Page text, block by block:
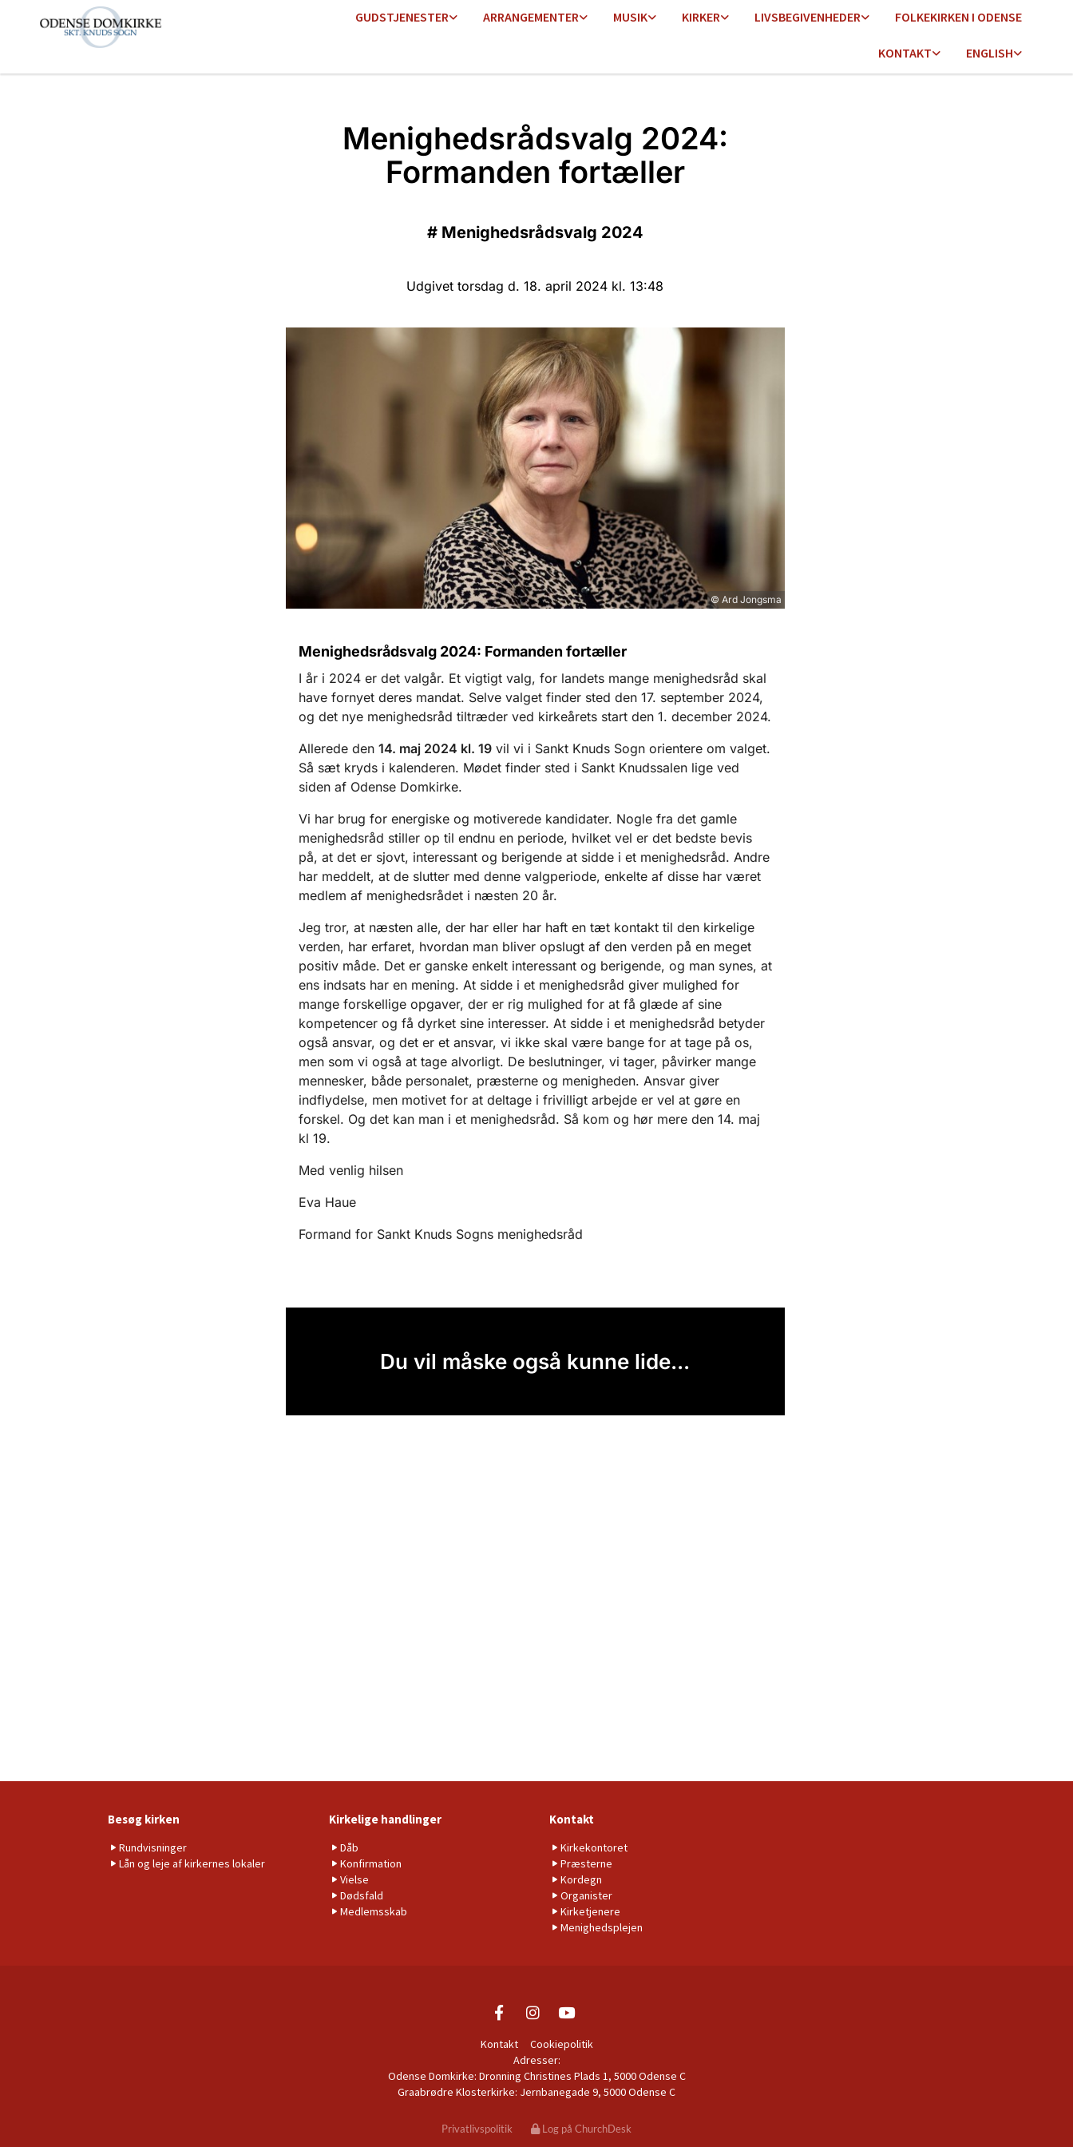
GUDSTJENESTER ARRANGEMENTER MUSIK KIRKER LIVSBEGIVENHEDER FOLKEKIRKEN I ODENSE
KONTAKT ENGLISH
Menighedsrådsvalg 2024:
Formanden fortæller
# Menighedsrådsvalg 2024
Udgivet torsdag d. 18. april 2024 kl. 13:48
© Ard Jongsma
Menighedsrådsvalg 2024: Formanden fortæller
I år i 2024 er det valgår. Et vigtigt valg, for landets mange menighedsråd skal
have fornyet deres mandat. Selve valget finder sted den 17. september 2024,
og det nye menighedsråd tiltræder ved kirkeårets start den 1. december 2024.
Allerede den 14. maj 2024 kl. 19vil vi i Sankt Knuds Sogn orientere om valget.
Så sæt kryds i kalenderen. Mødet finder sted i Sankt Knudssalen lige ved
siden af Odense Domkirke.
Vi har brug for energiske og motiverede kandidater. Nogle fra det gamle
menighedsråd stiller op til endnu en periode, hvilket vel er det bedste bevis
på, at det er sjovt, interessant og berigende at sidde i et menighedsråd. Andre
har meddelt, at de slutter med denne valgperiode, enkelte af disse har været
medlem af menighedsrådet i næsten 20 år.
Jeg tror, at næsten alle, der har eller har haft en tæt kontakt til den kirkelige
verden, har erfaret, hvordan man bliver opslugt af den verden på en meget
positiv måde. Det er ganske enkelt interessant og berigende, og man synes, at
ens indsats har en mening. At sidde i et menighedsråd giver mulighed for
mange forskellige opgaver, der er rig mulighed for at få glæde af sine
kompetencer og få dyrket sine interesser. At sidde i et menighedsråd betyder
også ansvar, og det er et ansvar, vi ikke skal være bange for at tage på os,
men som vi også at tage alvorligt. De beslutninger, vi tager, påvirker mange
mennesker, både personalet, præsterne og menigheden. Ansvar giver
indflydelse, men motivet for at deltage i frivilligt arbejde er vel at gøre en
forskel. Og det kan man i et menighedsråd. Så kom og hør mere den 14. maj
kl 19.
Med venlig hilsen
Eva Haue
Formand for Sankt Knuds Sogns menighedsråd
Du vil måske også kunne lide...
Besøg kirken
Rundvisninger
Lån og leje af kirkernes lokaler
Kirkelige handlinger
Dåb
Konfirmation
Vielse
Dødsfald
Medlemsskab
Kontakt
Kirkekontoret
Præsterne
Kordegn
Organister
Kirketjenere
Menighedsplejen
Kontakt
Cookiepolitik
Adresser:
Odense Domkirke: Dronning Christines Plads 1, 5000 Odense C
Graabrødre Klosterkirke: Jernbanegade 9, 5000 Odense C
Privatlivspolitik Log på ChurchDesk